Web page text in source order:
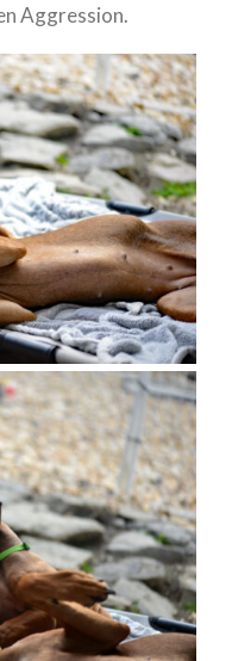
Aggression.